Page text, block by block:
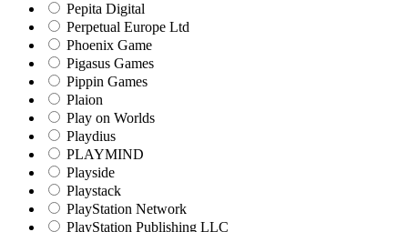
Pepita Digital
Perpetual Europe Ltd
Phoenix Game
Pigasus Games
Pippin Games
Plaion
Play on Worlds
Playdius
PLAYMIND
Playside
Playstack
PlayStation Network
PlayStation Publishing LLC